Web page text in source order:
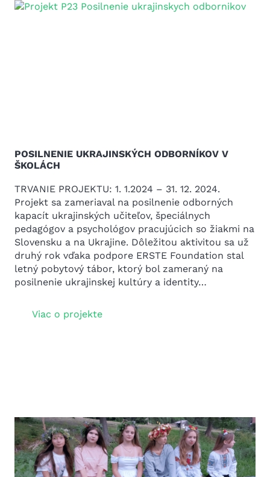
POSILNENIE UKRAJINSKÝCH ODBORNÍKOV V
ŠKOLÁCH
TRVANIE PROJEKTU: 1. 1.2024 – 31. 12. 2024.
Projekt sa zameriaval na posilnenie odborných
kapacít ukrajinských učiteľov, špeciálnych
pedagógov a psychológov pracujúcich so žiakmi na
Slovensku a na Ukrajine. Dôležitou aktivitou sa už
druhý rok vďaka podpore ERSTE Foundation stal
letný pobytový tábor, ktorý bol zameraný na
posilnenie ukrajinskej kultúry a identity…
Viac o projekte